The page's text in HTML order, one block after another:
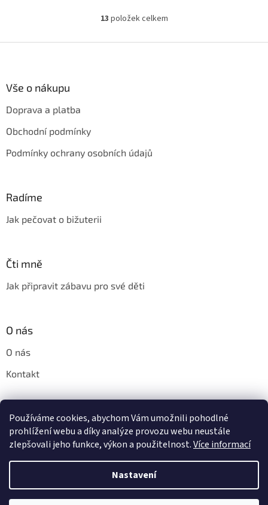
Používáme cookies, abychom Vám umožnili pohodlné
prohlížení webu a díky analýze provozu webu neustále
zlepšovali jeho funkce, výkon a použitelnost.Více informací
Nastavení
O
l
k
y
13 položek celkem
Vše o nákupu
Doprava a platba
Obchodní podmínky
Podmínky ochrany osobních údajů
Radíme
Jak pečovat o bižuterii
Čti mně
Jak připravit zábavu pro své děti
O nás
O nás
Kontakt
Pinny.cz - značkové parfémy do praní Horolux a Horomia
Vytvořil Shoptet